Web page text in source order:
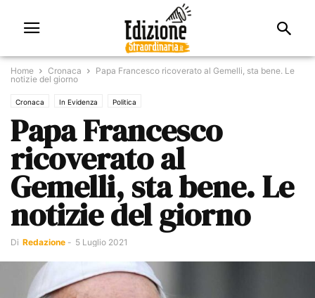
Home Cronaca
Papa Francesco ricoverato al Gemelli, sta bene. Le
notizie del giorno
Cronaca In Evidenza Politica
Papa Francesco
ricoverato al
Gemelli, sta bene. Le
notizie del giorno
Di Redazione - 5 Luglio 2021